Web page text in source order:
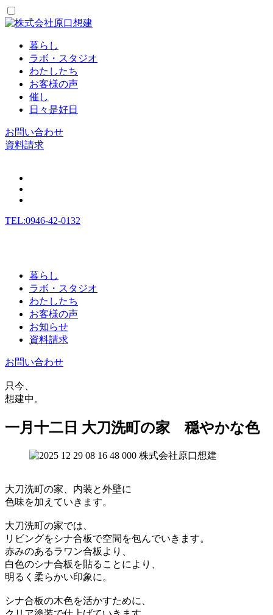
暮らし
ラボ・スタジオ
わたしたち
お客様の声
催し
日々是好日
お問い合わせ
資料請求
TEL:0946-42-0132
暮らし
ラボ・スタジオ
わたしたち
お客様の声
お知らせ
資料請求
お問い合わせ
只今、
想建中。
一月十二日 大刀洗町の家 穏やかな色
大刀洗町の家、内装と外壁に
色味を加えていきます。
大刀洗町の家では、
リビングをシナ合板で空間を包んでいきます。
赤みのあるラワン合板より、
白色のシナ合板を貼ることにより、
明るく柔らかい印象に。
シナ合板の木色を活かすために、